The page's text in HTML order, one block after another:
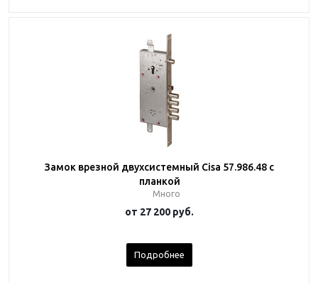
Замок врезной двухсистемный Cisa 57.986.48 с
планкой
Много
от 27 200 руб.
Подробнее